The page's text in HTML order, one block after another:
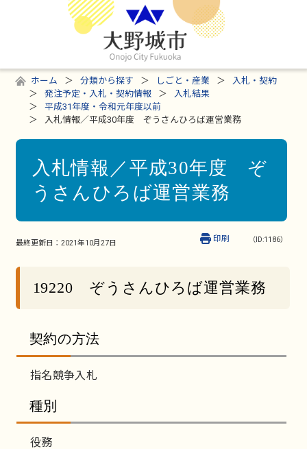
ホーム 分類から探す しごと・産業
入札・契約
発注予定・入札・契約情報
入札結果
平成31年度・令和元年度以前
入札情報／平成30年度 ぞうさんひろば運営業務
入札情報／平成30年度 ぞ
うさんひろば運営業務
最終更新日： 2021年10月27日 （ID:1186）
印刷
19220 ぞうさんひろば運営業務
契約の方法
指名競争入札
種別
役務